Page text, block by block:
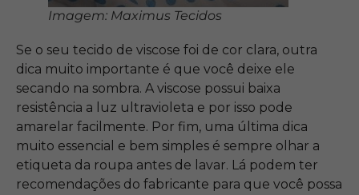
Imagem: Maximus Tecidos
Se o seu tecido de viscose foi de cor clara, outra
dica muito importante é que você deixe ele
secando na sombra. A viscose possui baixa
resistência a luz ultravioleta e por isso pode
amarelar facilmente. Por fim, uma última dica
muito essencial e bem simples é sempre olhar a
etiqueta da roupa antes de lavar. Lá podem ter
recomendações do fabricante para que você possa